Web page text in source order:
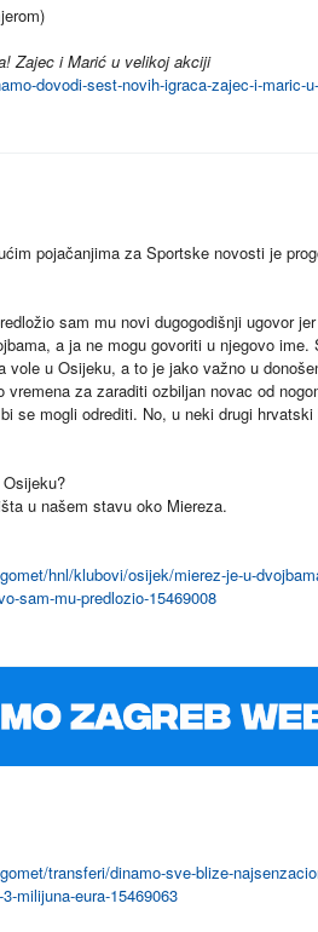
Zajec i Marić u velikoj akciji
dovodi-sest-novih-igraca-zajec-i-maric-
pojačanjima za Sportske novosti je
sam mu novi dugogodišnji ugovor
a ja ne mogu govoriti u njegovo ime.
vole u Osijeku, a to je jako važno u
vremena za zaraditi ozbiljan novac od
se mogli odrediti. No, u neki drugi
u našem stavu oko Miereza.
hnl/klubovi/osijek/mierez-je-u-
sam-mu-predlozio-15469008
transferi/dinamo-sve-blize-
milijuna-eura-15469063